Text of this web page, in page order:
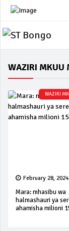
WAZIRI MKUU
WAZIRI
February 28,
Mara: mhasibu wa
halmashauri ya
ahamisha milioni